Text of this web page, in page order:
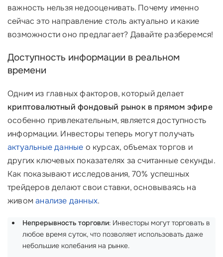
важность нельзя недооценивать. Почему именно
сейчас это направление столь актуально и какие
возможности оно предлагает? Давайте разберемся!
Доступность информации в реальном
времени
Одним из главных факторов, который делает
криптовалютный фондовый рынок в прямом эфире
особенно привлекательным, является доступность
информации. Инвесторы теперь могут получать
актуальные данные о курсах, объемах торгов и
других ключевых показателях за считанные секунды.
Как показывают исследования, 70% успешных
трейдеров делают свои ставки, основываясь на
живоманализе данных.
Непрерывность торговли: Инвесторы могут торговать в
любое время суток, что позволяет использовать даже
небольшие колебания на рынке.